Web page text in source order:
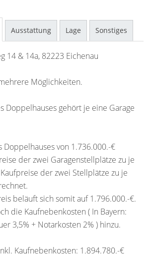
Ausstattung Lage Sonstiges
14 & 14a, 82223 Eichenau
Möglichkeiten.
Doppelhauses gehört je eine Garage
Doppelhauses von 1.736.000.-€
der zwei Garagenstellplätze zu je
der zwei Stellplätze zu je
beläuft sich somit auf 1.796.000.-€.
die Kaufnebenkosten ( In Bayern:
3,5% + Notarkosten 2% ) hinzu.
Kaufnebenkosten: 1.894.780.-€